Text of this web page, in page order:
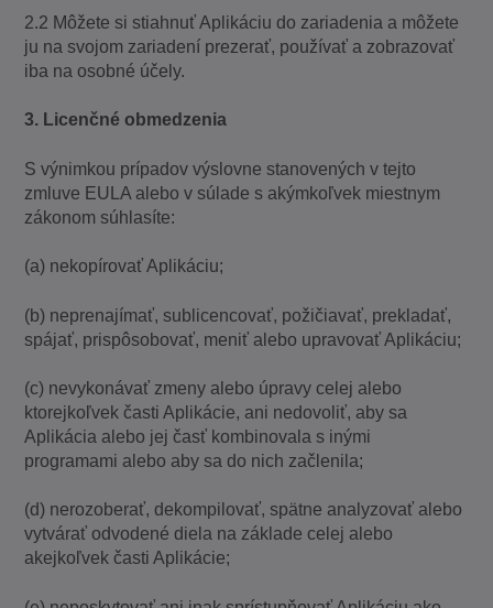
2.2 Môžete si stiahnuť Aplikáciu do zariadenia a môžete
ju na svojom zariadení prezerať, používať a zobrazovať
iba na osobné účely.
3. Licenčné obmedzenia
S výnimkou prípadov výslovne stanovených v tejto
zmluve EULA alebo v súlade s akýmkoľvek miestnym
zákonom súhlasíte:
(a) nekopírovať Aplikáciu;
(b) neprenajímať, sublicencovať, požičiavať, prekladať,
spájať, prispôsobovať, meniť alebo upravovať Aplikáciu;
(c) nevykonávať zmeny alebo úpravy celej alebo
ktorejkoľvek časti Aplikácie, ani nedovoliť, aby sa
Aplikácia alebo jej časť kombinovala s inými
programami alebo aby sa do nich začlenila;
(d) nerozoberať, dekompilovať, spätne analyzovať alebo
vytvárať odvodené diela na základe celej alebo
akejkoľvek časti Aplikácie;